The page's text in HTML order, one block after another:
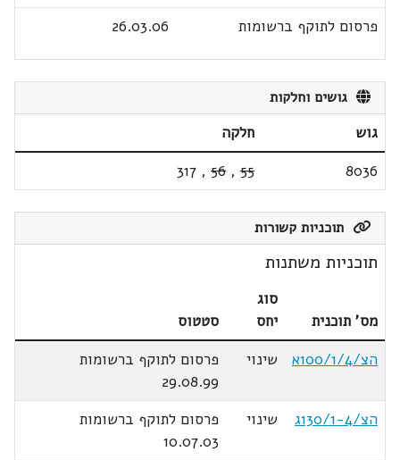
פרסום לתוקף ברשומות
26.03.06
גושים וחלקות
גוש
חלקה
8036
55
,
56
,
317
תוכניות קשורות
תוכניות משתנות
מס' תוכנית
סוג
יחס
סטטוס
הצ/100/1/4א
שינוי
פרסום לתוקף ברשומות
29.08.99
הצ/130/1-4ג
שינוי
פרסום לתוקף ברשומות
10.07.03